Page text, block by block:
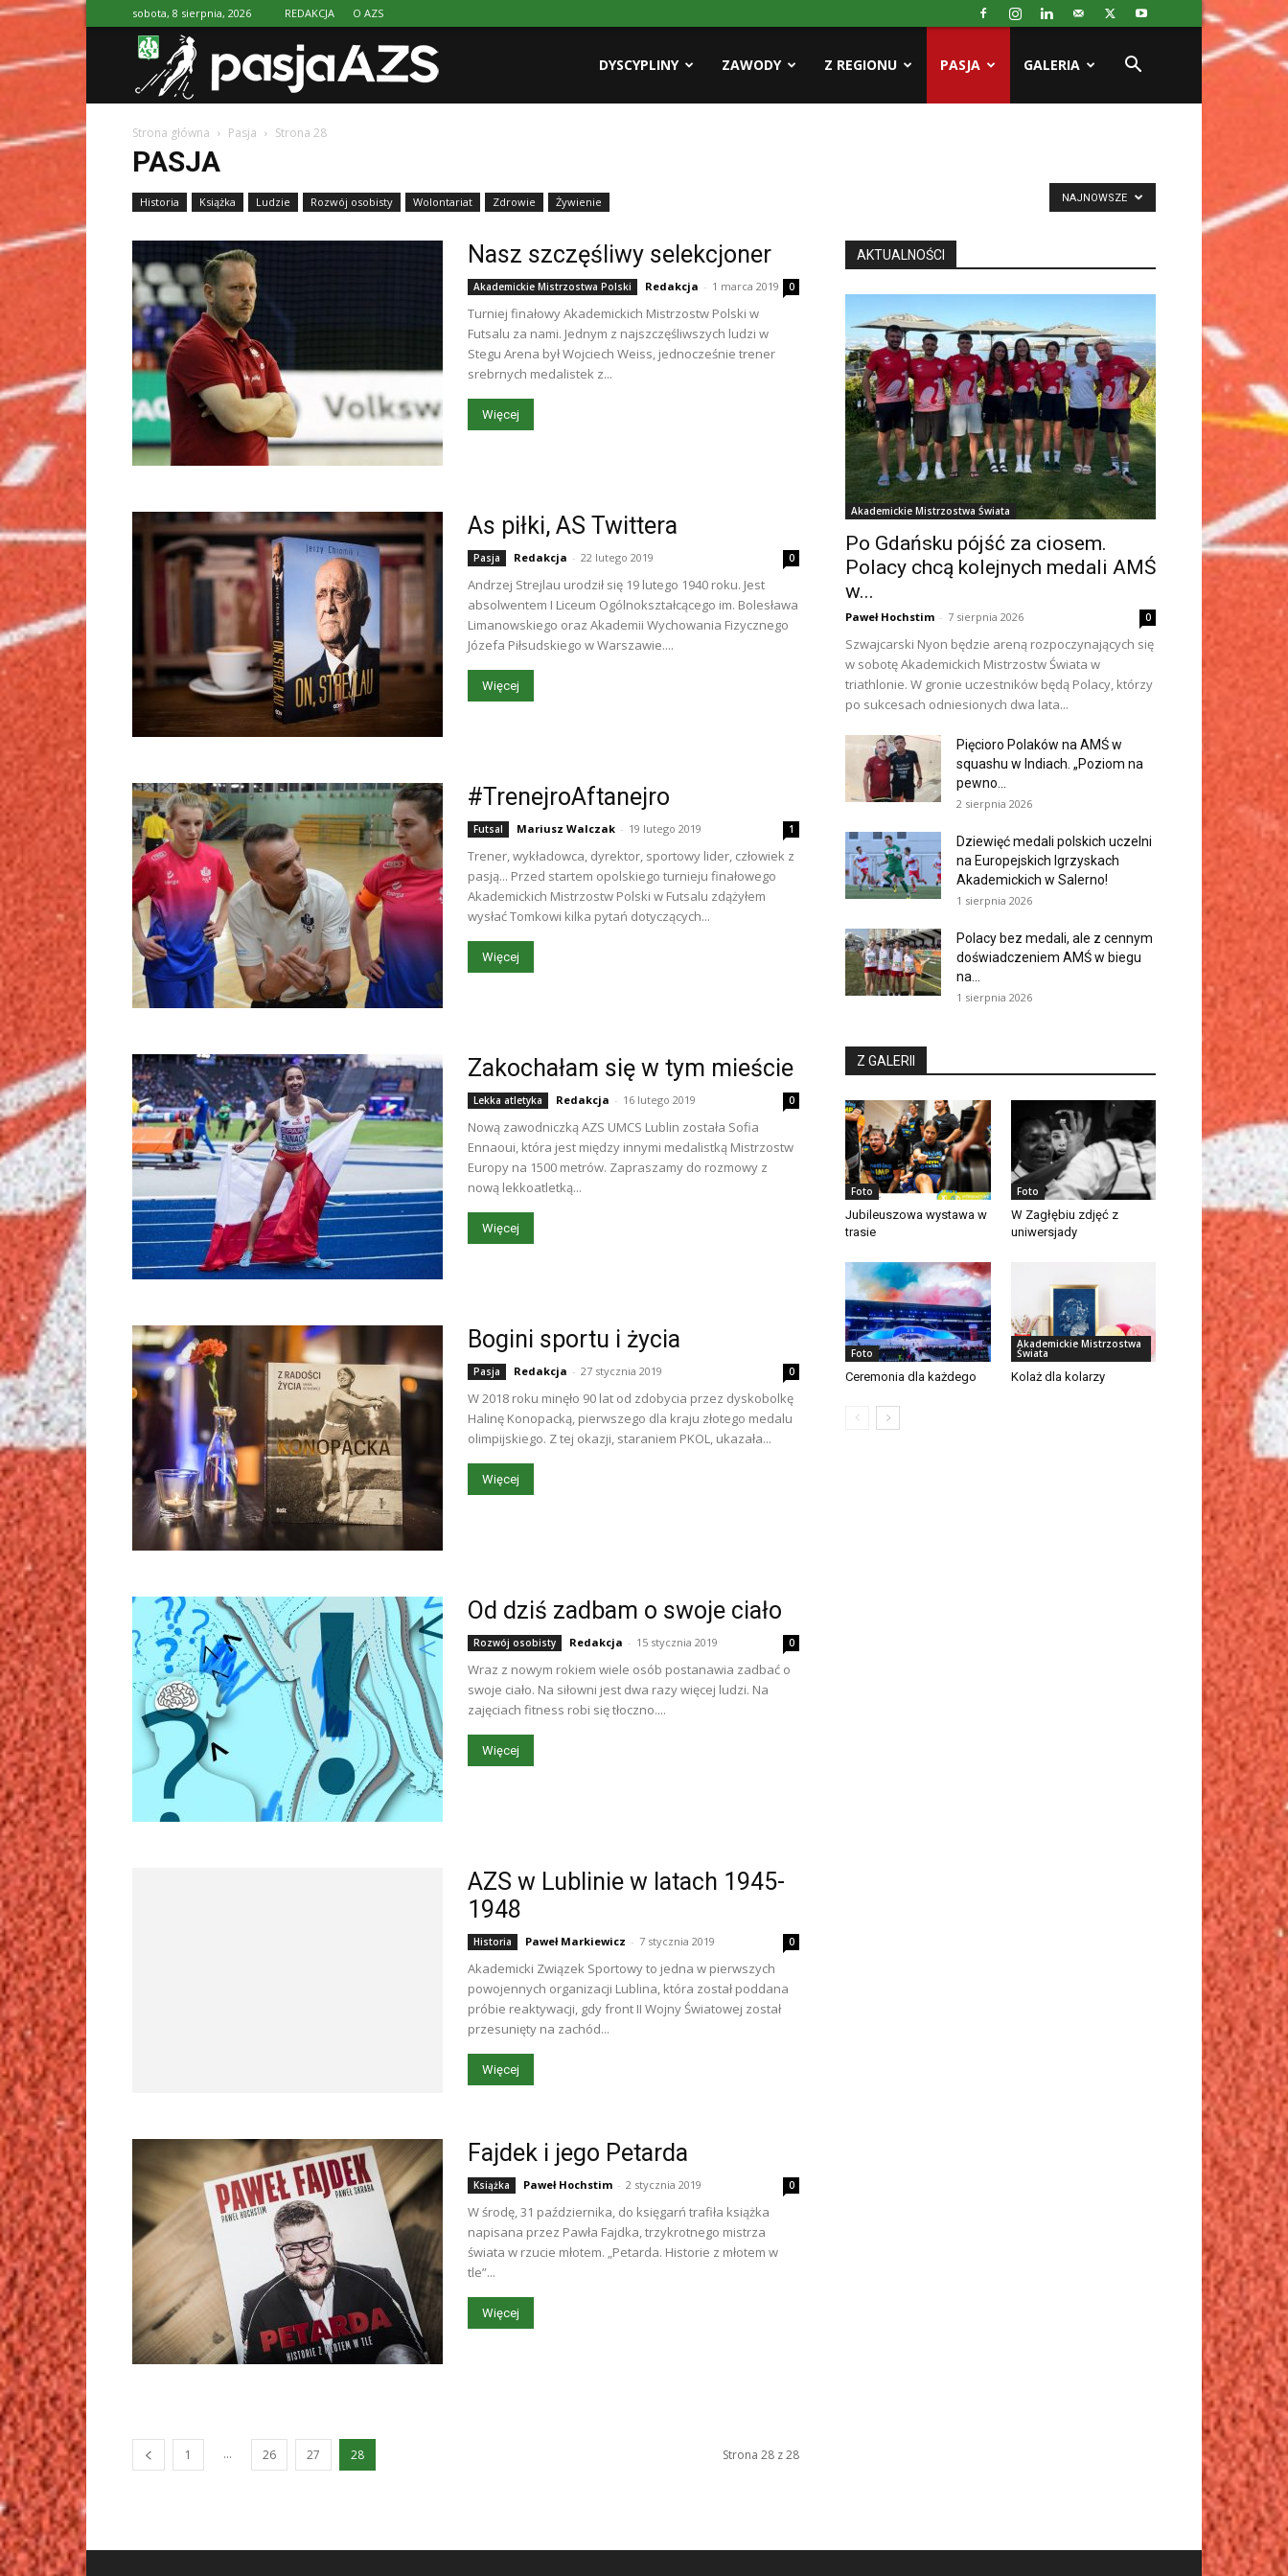
sobota, 8 sierpnia, 2026 REDAKCJA O AZS
DYSCYPLINY ZAWODY Z REGIONU PASJA GALERIA
Strona główna Pasja Strona 28
PASJA
Historia Książka Ludzie Rozwój osobisty Wolontariat Zdrowie Żywienie NAJNOWSZE
Nasz szczęśliwy selekcjoner
Akademickie Mistrzostwa Polski Redakcja - 1 marca 2019 0
Turniej finałowy Akademickich Mistrzostw Polski w
Futsalu za nami. Jednym z najszczęśliwszych ludzi w
Stegu Arena był Wojciech Weiss, jednocześnie trener
srebrnych medalistek z...
Więcej
As piłki, AS Twittera
Pasja Redakcja - 22 lutego 2019 0
Andrzej Strejlau urodził się 19 lutego 1940 roku. Jest
absolwentem I Liceum Ogólnokształcącego im. Bolesława
Limanowskiego oraz Akademii Wychowania Fizycznego
Józefa Piłsudskiego w Warszawie....
Więcej
#TrenejroAftanejro
Futsal Mariusz Walczak - 19 lutego 2019 1
Trener, wykładowca, dyrektor, sportowy lider, człowiek z
pasją... Przed startem opolskiego turnieju finałowego
Akademickich Mistrzostw Polski w Futsalu zdążyłem
wysłać Tomkowi kilka pytań dotyczących...
Więcej
Zakochałam się w tym mieście
Lekka atletyka Redakcja - 16 lutego 2019 0
Nową zawodniczką AZS UMCS Lublin została Sofia
Ennaoui, która jest między innymi medalistką Mistrzostw
Europy na 1500 metrów. Zapraszamy do rozmowy z
nową lekkoatletką...
Więcej
Bogini sportu i życia
Pasja Redakcja - 27 stycznia 2019 0
W 2018 roku minęło 90 lat od zdobycia przez dyskobolkę
Halinę Konopacką, pierwszego dla kraju złotego medalu
olimpijskiego. Z tej okazji, staraniem PKOL, ukazała...
Więcej
Od dziś zadbam o swoje ciało
Rozwój osobisty Redakcja - 15 stycznia 2019 0
Wraz z nowym rokiem wiele osób postanawia zadbać o
swoje ciało. Na siłowni jest dwa razy więcej ludzi. Na
zajęciach fitness robi się tłoczno....
Więcej
AZS w Lublinie w latach 1945-
1948
Historia Paweł Markiewicz - 7 stycznia 2019 0
Akademicki Związek Sportowy to jedna w pierwszych
powojennych organizacji Lublina, która został poddana
próbie reaktywacji, gdy front II Wojny Światowej został
przesunięty na zachód...
Więcej
Fajdek i jego Petarda
Książka Paweł Hochstim - 2 stycznia 2019 0
W środę, 31 października, do księgarń trafiła książka
napisana przez Pawła Fajdka, trzykrotnego mistrza
świata w rzucie młotem. „Petarda. Historie z młotem w
tle”...
Więcej
1 ... 26 27 28 Strona 28 z 28
AKTUALNOŚCI
Akademickie Mistrzostwa Świata
Po Gdańsku pójść za ciosem.
Polacy chcą kolejnych medali AMŚ
w...
Paweł Hochstim - 7 sierpnia 2026 0
Szwajcarski Nyon będzie areną rozpoczynających się
w sobotę Akademickich Mistrzostw Świata w
triathlonie. W gronie uczestników będą Polacy, którzy
po sukcesach odniesionych dwa lata...
Pięcioro Polaków na AMŚ w
squashu w Indiach. „Poziom na
pewno...
2 sierpnia 2026
Dziewięć medali polskich uczelni
na Europejskich Igrzyskach
Akademickich w Salerno!
1 sierpnia 2026
Polacy bez medali, ale z cennym
doświadczeniem AMŚ w biegu
na...
1 sierpnia 2026
Z GALERII
Foto
Jubileuszowa wystawa w
trasie
Foto
W Zagłębiu zdjęć z
uniwersjady
Foto
Ceremonia dla każdego
Akademickie Mistrzostwa
Świata
Kolaż dla kolarzy